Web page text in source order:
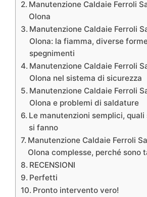
Manutenzione Caldaie Ferroli
Olona
Manutenzione Caldaie Ferroli
Olona: la fiamma, diverse
spegnimenti
Manutenzione Caldaie Ferroli
Olona nel sistema di sicurezza
Manutenzione Caldaie Ferroli
Olona e problemi di saldature
Le manutenzioni semplici, quali
si fanno
Manutenzione Caldaie Ferroli
Olona complesse, perché sono
RECENSIONI
Perfetti
Pronto intervento vero!